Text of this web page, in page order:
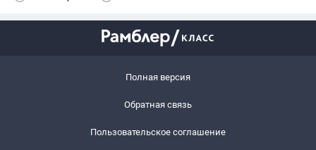
Полная версия
Обратная связь
Пользовательское соглашение